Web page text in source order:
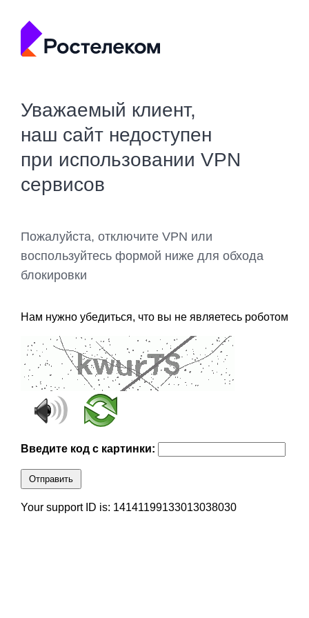
Уважаемый клиент,
наш сайт недоступен
при использовании VPN
сервисов
Пожалуйста, отключите VPN или
воспользуйтесь формой ниже для обхода
блокировки
Нам нужно убедиться, что вы не являетесь роботом
Введите код с картинки:
Отправить
Your support ID is: 14141199133013038030